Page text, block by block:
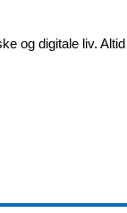
og digitale liv.